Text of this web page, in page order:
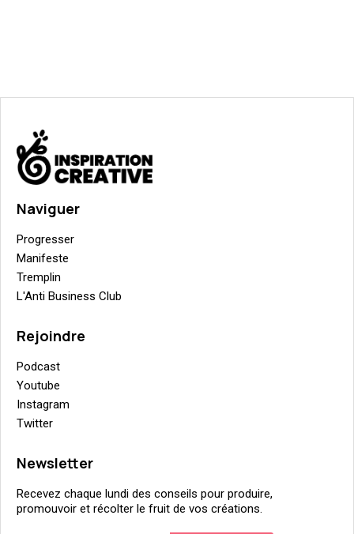
Naviguer
Progresser
Manifeste
Tremplin
L'Anti Business Club
Rejoindre
Podcast
Youtube
Instagram
Twitter
Newsletter
Recevez chaque lundi des conseils pour produire,
promouvoir et récolter le fruit de vos créations.